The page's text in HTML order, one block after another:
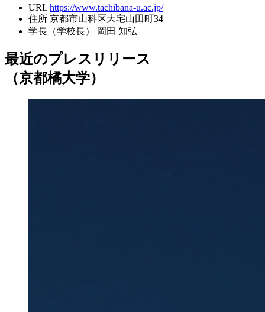
URL https://www.tachibana-u.ac.jp/
住所 京都市山科区大宅山田町34
学長（学校長）
岡田 知弘
最近のプレスリリース
（京都橘大学）